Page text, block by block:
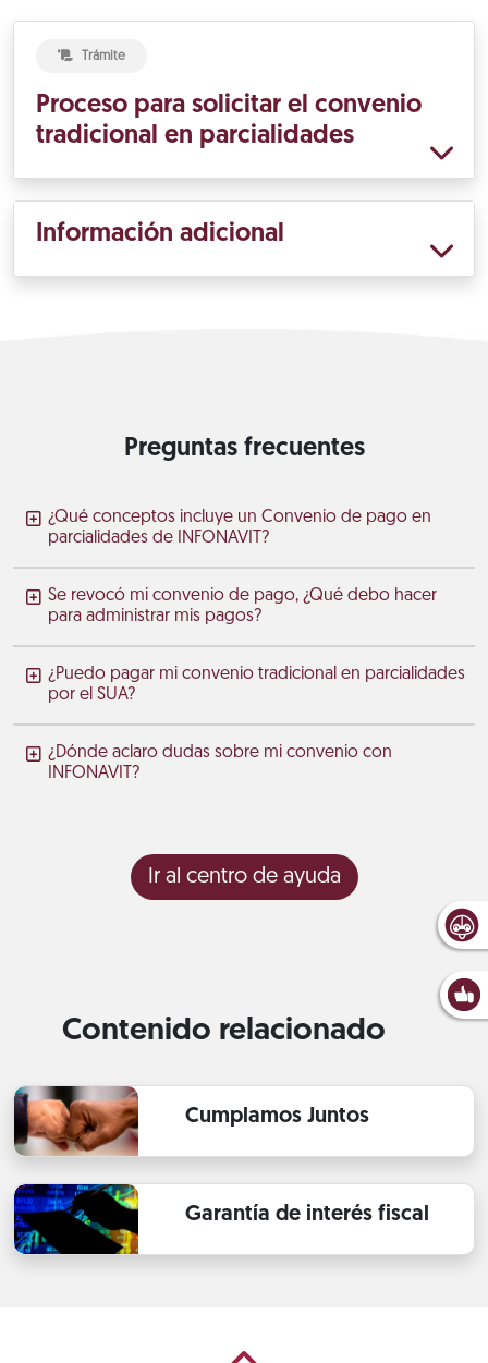
Trámite
Proceso para solicitar el convenio
tradicional en parcialidades
Información adicional
Preguntas frecuentes
¿Qué conceptos incluye un Convenio de pago en
parcialidades de INFONAVIT?
Se revocó mi convenio de pago, ¿Qué debo hacer
para administrar mis pagos?
¿Puedo pagar mi convenio tradicional en parcialidades
por el SUA?
¿Dónde aclaro dudas sobre mi convenio con
INFONAVIT?
Ir al centro de ayuda
Contenido relacionado
Cumplamos Juntos
Garantía de interés fiscal